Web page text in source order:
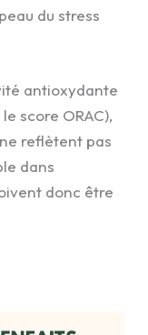
du stress
antioxydante
score ORAC),
reflètent pas
dans
donc être